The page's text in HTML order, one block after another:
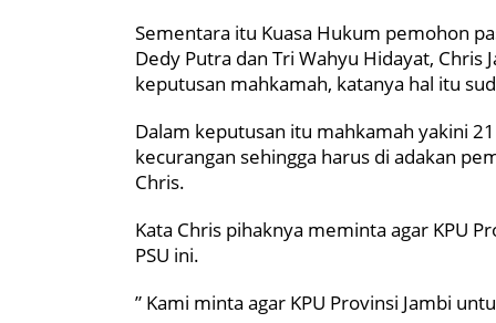
Sementara itu Kuasa Hukum pemohon
Dedy Putra dan Tri Wahyu Hidayat,
keputusan mahkamah, katanya hal itu
Dalam keputusan itu mahkamah yakini
kecurangan sehingga harus di adakan
Chris.
Kata Chris pihaknya meminta agar KPU
PSU ini.
” Kami minta agar KPU Provinsi Jambi